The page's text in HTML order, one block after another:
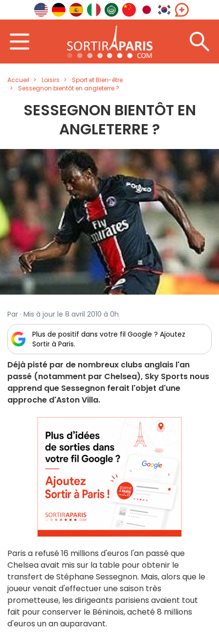
Accueil Loisirs
Sport et Bien-être
Sessegnon bientôt en angleterre ?
SESSEGNON BIENTÔT EN
ANGLETERRE ?
Par · Mis à jour le 8 avril 2010 à 0h
Plus de positif dans votre fil Google ? Ajoutez
Sortir à Paris.
Déjà pisté par de nombreux clubs anglais l'an
passé (notamment par Chelsea), Sky Sports nous
apprend que Sessegnon ferait l'objet d'une
approche d'Aston Villa.
Paris a refusé 16 millions d'euros l'an passé que
Chelsea avait mis sur la table pour obtenir le
transfert de Stéphane Sessegnon. Mais, alors que le
joueur venait d'effectuer une saison très
prometteuse, les dirigeants parisiens avaient tout
fait pour conserver le Béninois, acheté 8 millions
d'euros un an auparavant.